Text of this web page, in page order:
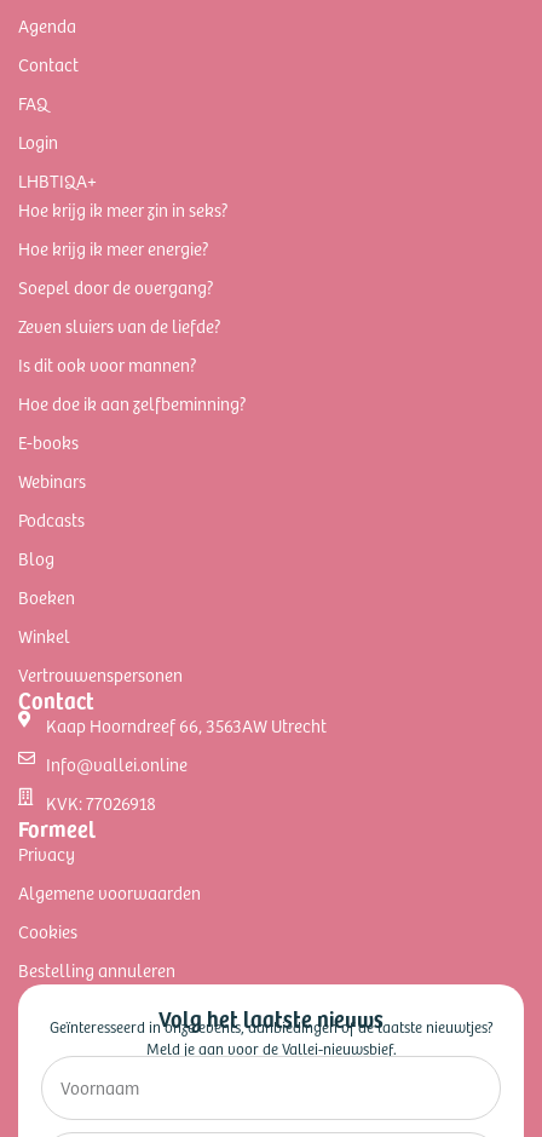
Agenda
Contact
FAQ
Login
LHBTIQA+
Hoe krijg ik meer zin in seks?
Hoe krijg ik meer energie?
Soepel door de overgang?
Zeven sluiers van de liefde?
Is dit ook voor mannen?
Hoe doe ik aan zelfbeminning?
E-books
Webinars
Podcasts
Blog
Boeken
Winkel
Vertrouwenspersonen
Contact
Kaap Hoorndreef 66, 3563AW Utrecht
Info@vallei.online
KVK: 77026918
Formeel
Privacy
Algemene voorwaarden
Cookies
Bestelling annuleren
Volg het laatste nieuws
Geïnteresseerd in onze events, aanbiedingen of de laatste nieuwtjes?
Meld je aan voor de Vallei-nieuwsbief.